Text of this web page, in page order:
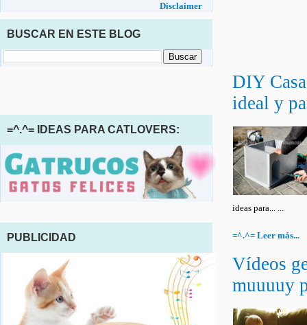
DIY
ideal y
ideas para... ...
=^.^= Leer más...
Vídeos
muuuuy
Disclaimer
BUSCAR EN ESTE BLOG
=^.^= IDEAS PARA CATLOVERS:
PUBLICIDAD